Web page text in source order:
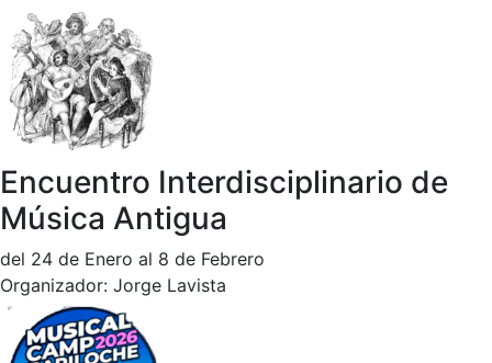
Encuentro Interdisciplinario de
Música Antigua
del 24 de Enero al 8 de Febrero
Organizador: Jorge Lavista